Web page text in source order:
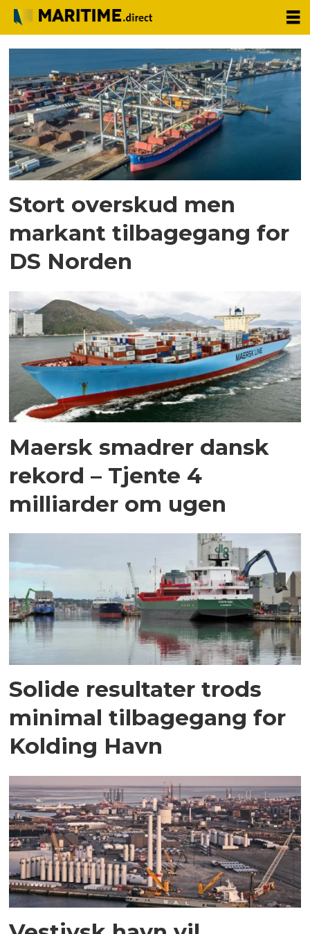
Tag:
Årsrapport
Stort overskud men
markant tilbagegang for
DS Norden
Maersk smadrer dansk
rekord – Tjente 4
milliarder om ugen
Solide resultater trods
minimal tilbagegang for
Kolding Havn